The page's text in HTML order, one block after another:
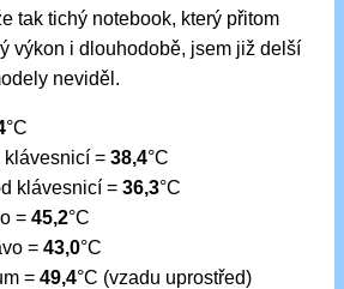
tak tichý notebook, který přitom
výkon i dlouhodobě, jsem již delší
neviděl.
°C
klávesnicí =38,4°C
klávesnicí =36,3°C
=45,2°C
=43,0°C
=49,4°C (vzadu uprostřed)